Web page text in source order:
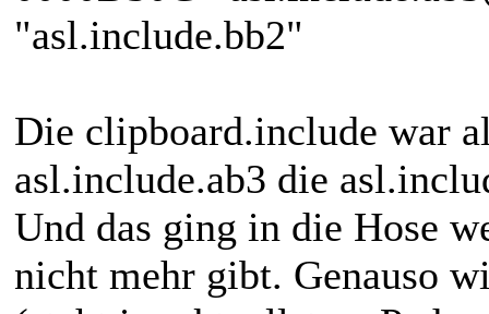
"asl.include.bb2"
Die clipboard.include war
asl.include.ab3 die
Und das ging in die Hose
nicht mehr gibt. Genauso